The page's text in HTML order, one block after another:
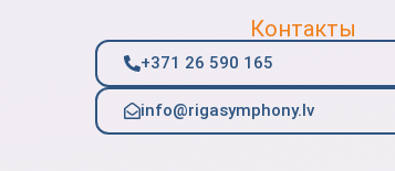
Контакты
+371 26 590 165
info@rigasymphony.lv